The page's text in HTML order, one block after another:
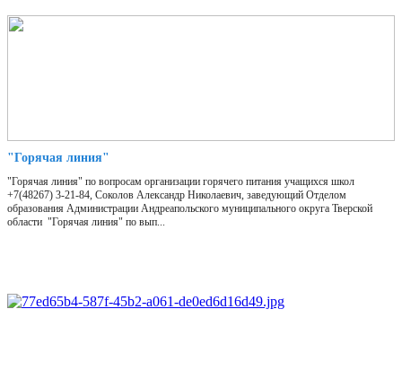
"Горячая линия"
"Горячая линия" по вопросам организации горячего питания учащихся школ
+7(48267) 3-21-84, Соколов Александр Николаевич, заведующий Отделом
образования Администрации Андреапольского муниципального округа Тверской
области "Горячая линия" по вып...